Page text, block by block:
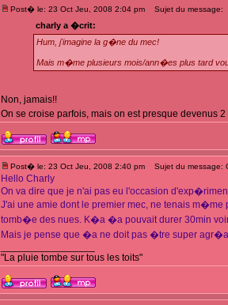
Post� le: 23 Oct Jeu, 2008 2:04 pm Sujet du message:
charly a �crit:
Hum, j'imagine la g�ne du mec!
Mais m�me plusieurs mois/ann�es plus tard
Non, jamais!!
On se croise parfois, mais on est presque devenus
Post� le: 23 Oct Jeu, 2008 2:40 pm Sujet du message:
Hello Charly
On va dire que je n'ai pas eu l'occasion
J'ai une amie dont le premier mec, ne tenais
tomb�e des nues. K�a �a pouvait durer 30min
Mais je pense que �a ne doit pas �tre super
"La pluie tombe sur tous les toits"